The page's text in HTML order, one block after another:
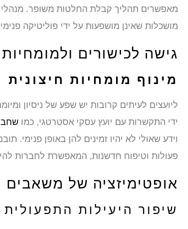
מאפשרים תהליך קבלת החלטות משופר. מנהלי
מושכלות שאינן מושפעות על ידי פוליטיקה
גישה לכישורים
מינוף מומחיות חיצונית
ליועצים לעיתים קרובות יש שפע של ניסיון
ידי התקשרות עם יועץ עסקי אסטרטגי, כמו
וידע שאולי לא יהיו זמינים להן באופן פנימי.
פעולות וטיפוח חדשנות, המאפשרת לחברות
אופטימיזציה של משאבים
שיפור היעילות התפעולית